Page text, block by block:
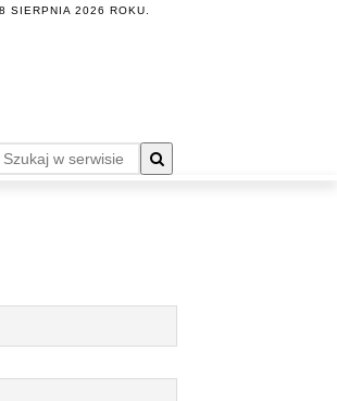
SIERPNIA 2026 ROKU.